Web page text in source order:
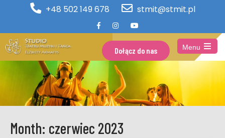
+48 502 149 678 stmit@stmit.pl
Dołącz do nas
Menu
Open
the
main
menu
Month: czerwiec 2023